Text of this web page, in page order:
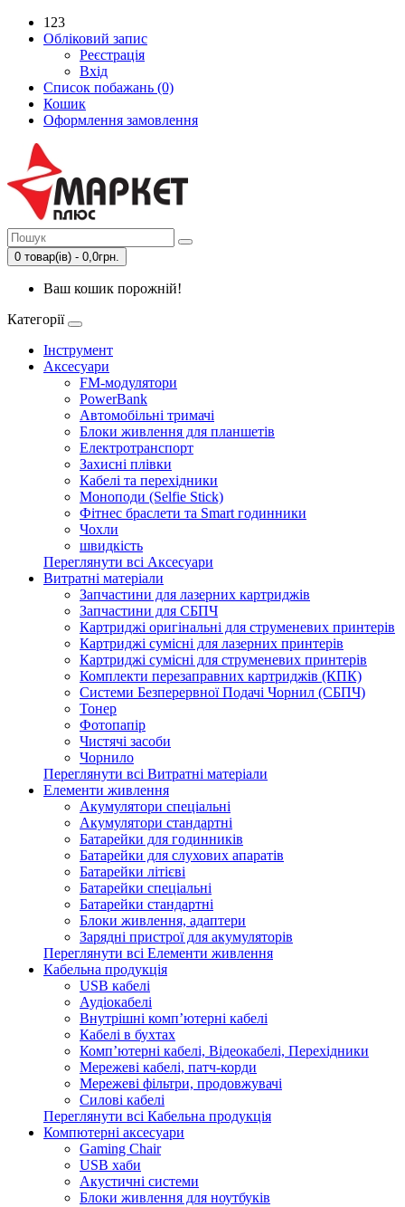
123
Обліковий запис
Реєстрація
Вхід
Список побажань (0)
Кошик
Оформлення замовлення
0 товар(ів) - 0,0грн.
Ваш кошик порожній!
Категорії
Інструмент
Аксесуари
FM-модулятори
PowerBank
Автомобільні тримачі
Блоки живлення для планшетів
Електротранспорт
Захисні плівки
Кабелі та перехідники
Моноподи (Selfie Stick)
Фітнес браслети та Smart годинники
Чохли
швидкість
Переглянути всі Аксесуари
Витратні матеріали
Запчастини для лазерних картриджів
Запчастини для СБПЧ
Картриджі оригінальні для струменевих принтерів
Картриджі сумісні для лазерних принтерів
Картриджі сумісні для струменевих принтерів
Комплекти перезаправних картриджів (КПК)
Системи Безперервної Подачі Чорнил (СБПЧ)
Тонер
Фотопапір
Чистячі засоби
Чорнило
Переглянути всі Витратні матеріали
Елементи живлення
Акумулятори спеціальні
Акумулятори стандартні
Батарейки для годинників
Батарейки для слухових апаратів
Батарейки літієві
Батарейки спеціальні
Батарейки стандартні
Блоки живлення, адаптери
Зарядні пристрої для акумуляторів
Переглянути всі Елементи живлення
Кабельна продукція
USB кабелі
Аудіокабелі
Внутрішні комп’ютерні кабелі
Кабелі в бухтах
Комп’ютерні кабелі, Відеокабелі, Перехідники
Мережеві кабелі, патч-корди
Мережеві фільтри, продовжувачі
Силові кабелі
Переглянути всі Кабельна продукція
Компютерні аксесуари
Gaming Chair
USB хаби
Акустичні системи
Блоки живлення для ноутбуків